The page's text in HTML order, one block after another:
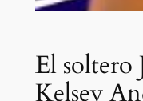
El soltero
Kelsey